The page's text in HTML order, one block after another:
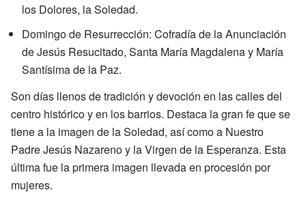
los Dolores, la Soledad.
Domingo de Resurrección: Cofradía de la Anunciación
de Jesús Resucitado, Santa María Magdalena y María
Santísima de la Paz.
Son días llenos de tradición y devoción en las calles del
centro histórico y en los barrios. Destaca la gran fe que se
tiene a la imagen de la Soledad, así como a Nuestro
Padre Jesús Nazareno y la Virgen de la Esperanza. Esta
última fue la primera imagen llevada en procesión por
mujeres.